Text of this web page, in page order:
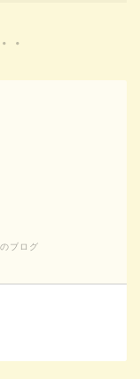
ブログ